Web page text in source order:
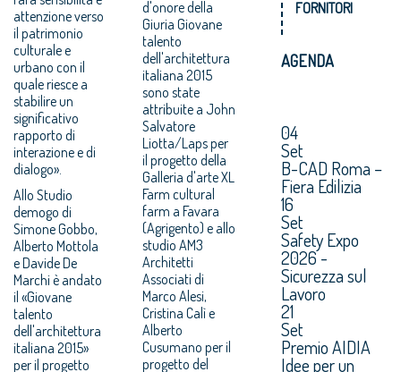
attenzione verso
il patrimonio
culturale e
urbano con il
quale riesce a
stabilire un
significativo
rapporto di
interazione e di
dialogo».
Allo Studio
demogo di
Simone Gobbo,
Alberto Mottola
e Davide De
Marchi è andato
il «Giovane
talento
dell'architettura
italiana 2015»
per il progetto
d'onore della
Giuria Giovane
talento
dell'architettura
italiana 2015
sono state
attribuite a John
Salvatore
Liotta/Laps per
il progetto della
Galleria d'arte XL
Farm cultural
farm a Favara
(Agrigento) e allo
studio AM3
Architetti
Associati di
Marco Alesi,
Cristina Calì e
Alberto
Cusumano per il
progetto del
FORNITORI
AGENDA
04
Set
B-CAD Roma –
Fiera Edilizia
16
Set
Safety Expo
2026 -
Sicurezza sul
Lavoro
21
Set
Premio AIDIA
Idee per un